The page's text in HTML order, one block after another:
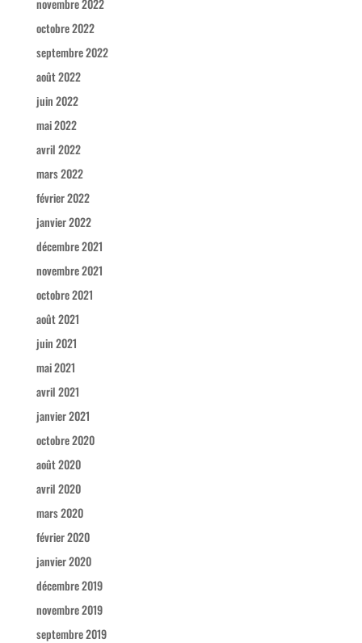
novembre 2022
octobre 2022
septembre 2022
août 2022
juin 2022
mai 2022
avril 2022
mars 2022
février 2022
janvier 2022
décembre 2021
novembre 2021
octobre 2021
août 2021
juin 2021
mai 2021
avril 2021
janvier 2021
octobre 2020
août 2020
avril 2020
mars 2020
février 2020
janvier 2020
décembre 2019
novembre 2019
septembre 2019